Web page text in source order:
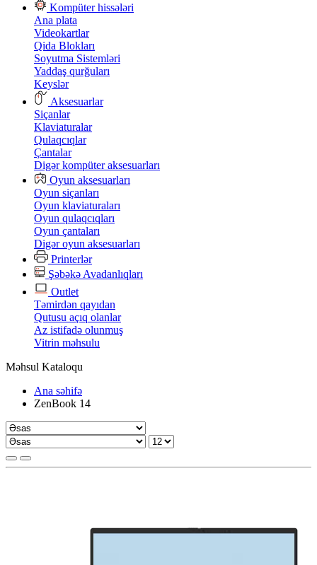
Kompüter hissələri
Ana plata
Videokartlar
Qida Blokları
Soyutma Sistemləri
Yaddaş qurğuları
Keyslər
Aksesuarlar
Siçanlar
Klaviaturalar
Qulaqcıqlar
Çantalar
Digər kompüter aksesuarları
Oyun aksesuarları
Oyun siçanları
Oyun klaviaturaları
Oyun qulaqcıqları
Oyun çantaları
Digər oyun aksesuarları
Printerlər
Şəbəkə Avadanlıqları
Outlet
Təmirdən qayıdan
Qutusu açıq olanlar
Az istifadə olunmuş
Vitrin məhsulu
Məhsul Kataloqu
Ana səhifə
ZenBook 14